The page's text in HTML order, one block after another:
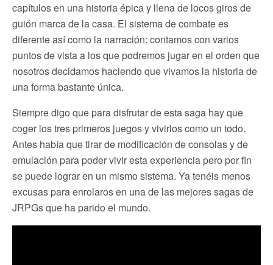
capítulos en una historia épica y llena de locos giros de
guión marca de la casa. El sistema de combate es
diferente así como la narración: contamos con varios
puntos de vista a los que podremos jugar en el orden que
nosotros decidamos haciendo que vivamos la historia de
una forma bastante única.
Siempre digo que para disfrutar de esta saga hay que
coger los tres primeros juegos y vivirlos como un todo.
Antes había que tirar de modificación de consolas y de
emulación para poder vivir esta experiencia pero por fin
se puede lograr en un mismo sistema. Ya tenéis menos
excusas para enrolaros en una de las mejores sagas de
JRPGs que ha parido el mundo.